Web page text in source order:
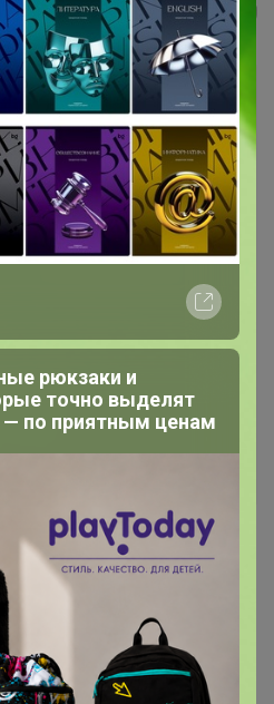
(бордовый)
рюкзаки и
точно выделят
— по приятным ценам